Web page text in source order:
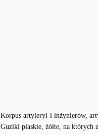
Korpus artyleryi i inżynierów,
Guziki płaskie, żółte, na